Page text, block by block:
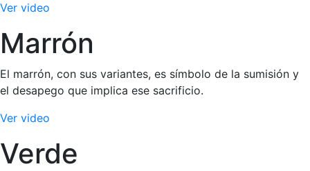
Ver video
Marrón
El marrón, con sus variantes, es símbolo de la sumisión y
el desapego que implica ese sacrificio.
Ver video
Verde